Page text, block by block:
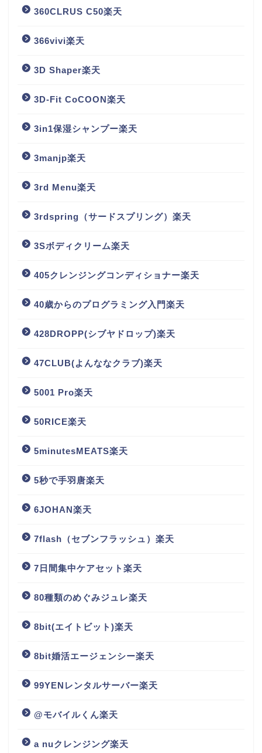
360CLRUS C50楽天
366vivi楽天
3D Shaper楽天
3D-Fit CoCOON楽天
3in1保湿シャンプー楽天
3manjp楽天
3rd Menu楽天
3rdspring（サードスプリング）楽天
3Sボディクリーム楽天
405クレンジングコンディショナー楽天
40歳からのプログラミング入門楽天
428DROPP(シブヤドロップ)楽天
47CLUB(よんななクラブ)楽天
5001 Pro楽天
50RICE楽天
5minutesMEATS楽天
5秒で手羽唐楽天
6JOHAN楽天
7flash（セブンフラッシュ）楽天
7日間集中ケアセット楽天
80種類のめぐみジュレ楽天
8bit(エイトビット)楽天
8bit婚活エージェンシー楽天
99YENレンタルサーバー楽天
@モバイルくん楽天
a nuクレンジング楽天